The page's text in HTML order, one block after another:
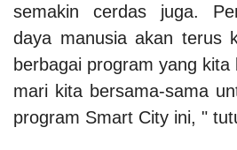
semakin cerdas juga.
daya manusia akan terus
berbagai program yang kita
mari kita bersama-sama
program Smart City ini, "